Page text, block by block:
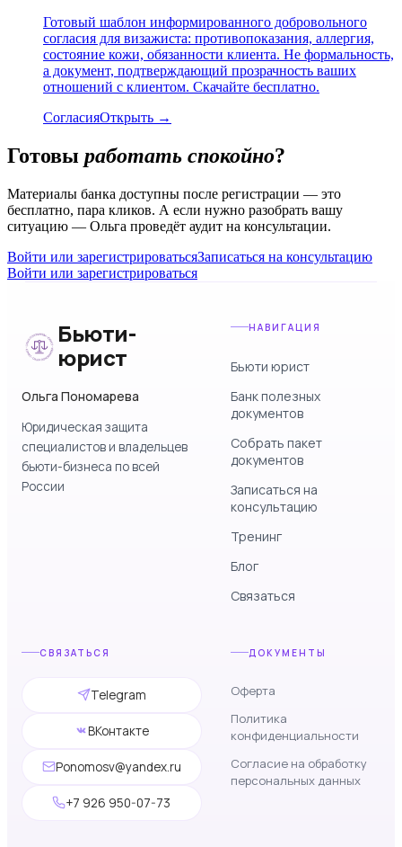
Готовый шаблон информированного добровольного
согласия для визажиста: противопоказания, аллергия,
состояние кожи, обязанности клиента. Не формальность,
а документ, подтверждающий прозрачность ваших
отношений с клиентом. Скачайте бесплатно.
СогласияОткрыть →
Готовы работать спокойно?
Материалы банка доступны после регистрации — это
бесплатно, пара кликов. А если нужно разобрать вашу
ситуацию — Ольга проведёт аудит на консультации.
Войти или зарегистрироватьсяЗаписаться на консультацию
Войти или зарегистрироваться
Бьюти-
юрист
Ольга Пономарева
Юридическая защита
специалистов и владельцев
бьюти-бизнеса по всей
России
НАВИГАЦИЯ
Бьюти юрист
Банк полезных
документов
Собрать пакет
документов
Записаться на
консультацию
Тренинг
Блог
Связаться
СВЯЗАТЬСЯ
Telegram
ВКонтакте
Ponomosv@yandex.ru
+7 926 950-07-73
ДОКУМЕНТЫ
Оферта
Политика
конфиденциальности
Согласие на обработку
персональных данных